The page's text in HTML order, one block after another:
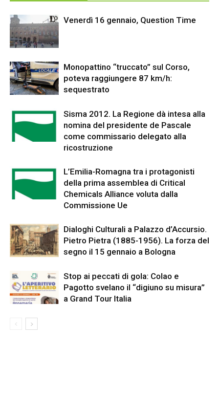
Venerdì 16 gennaio, Question Time
Monopattino “truccato” sul Corso,
poteva raggiungere 87 km/h:
sequestrato
Sisma 2012. La Regione dà intesa alla
nomina del presidente de Pascale
come commissario delegato alla
ricostruzione
L’Emilia-Romagna tra i protagonisti
della prima assemblea di Critical
Chemicals Alliance voluta dalla
Commissione Ue
Dialoghi Culturali a Palazzo d’Accursio.
Pietro Pietra (1885-1956). La forza del
segno il 15 gennaio a Bologna
Stop ai peccati di gola: Colao e
Pagotto svelano il “digiuno su misura”
a Grand Tour Italia